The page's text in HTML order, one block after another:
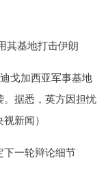
其基地打击伊朗
戈加西亚军事基地
据悉，英方因担忧
新闻）
下一轮辩论细节